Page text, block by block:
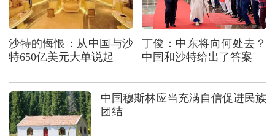
沙特的悔恨：从中国与沙
特650亿美元大单说起
丁俊：中东将向何处去？
中国和沙特给出了答案
中国穆斯林应当充满自信促进民族
团结